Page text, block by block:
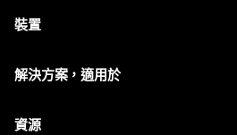
裝置
解決方案，適用於
資源